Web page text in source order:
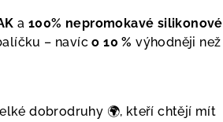
a100% nepromokavé silikonové
– navíco 10 % výhodněji než
dobrodruhy 🌍, kteří chtějí mít